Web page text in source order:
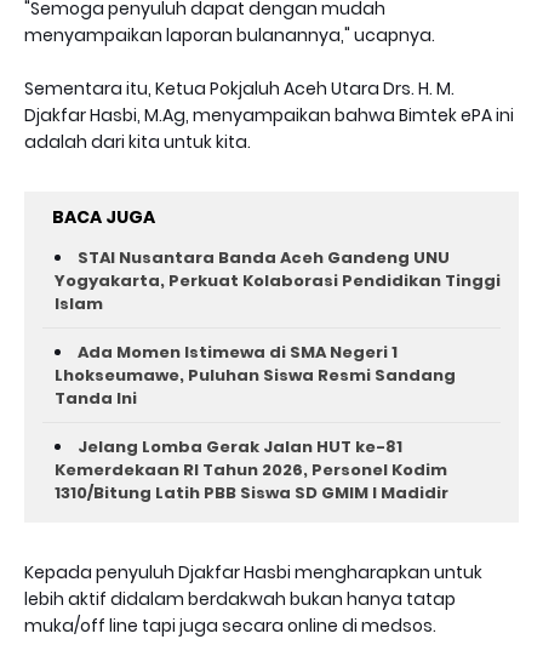
"Semoga penyuluh dapat dengan mudah
menyampaikan laporan bulanannya," ucapnya.
Sementara itu, Ketua Pokjaluh Aceh Utara Drs. H. M.
Djakfar Hasbi, M.Ag, menyampaikan bahwa Bimtek ePA ini
adalah dari kita untuk kita.
BACA JUGA
STAI Nusantara Banda Aceh Gandeng UNU
Yogyakarta, Perkuat Kolaborasi Pendidikan Tinggi
Islam
Ada Momen Istimewa di SMA Negeri 1
Lhokseumawe, Puluhan Siswa Resmi Sandang
Tanda Ini
Jelang Lomba Gerak Jalan HUT ke-81
Kemerdekaan RI Tahun 2026, Personel Kodim
1310/Bitung Latih PBB Siswa SD GMIM I Madidir
Kepada penyuluh Djakfar Hasbi mengharapkan untuk
lebih aktif didalam berdakwah bukan hanya tatap
muka/off line tapi juga secara online di medsos.